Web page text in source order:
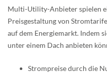
Multi-Utility-Anbieter spielen
Preisgestaltung von
auf dem Energiemarkt. Indem
unter einem Dach anbieten
Strompreise durch die